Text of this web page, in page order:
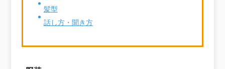
髪型
話し方・聞き方